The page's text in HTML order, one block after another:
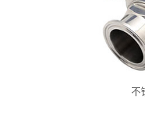
不